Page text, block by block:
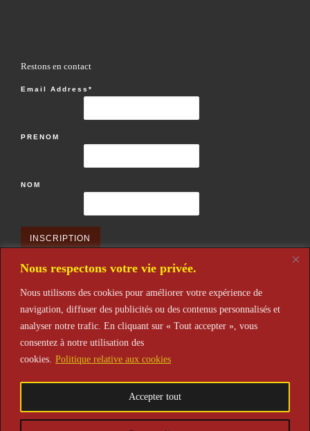
Nous respectons votre vie privée.
Nous utilisons des cookies pour améliorer votre expérience de
navigation, diffuser des publicités ou des contenus personnalisés et
analyser notre trafic. En cliquant sur « Tout accepter », vous
consentez à notre utilisation des
cookies. Politique relative aux cookies
Accepter tout
Restons en contact
Email Address*
PRENOM
NOM
Restons en contact
après votre inscription n'oubliez pas de la valider après réception de
© 2026Théâtre de L'Alena– Tous droits réservés